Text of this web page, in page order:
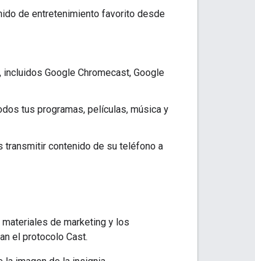
de entretenimiento favorito desde
Google Chromecast, Google
tus programas, películas, música y
transmitir contenido de su teléfono a
materiales de marketing y los
el protocolo Cast.